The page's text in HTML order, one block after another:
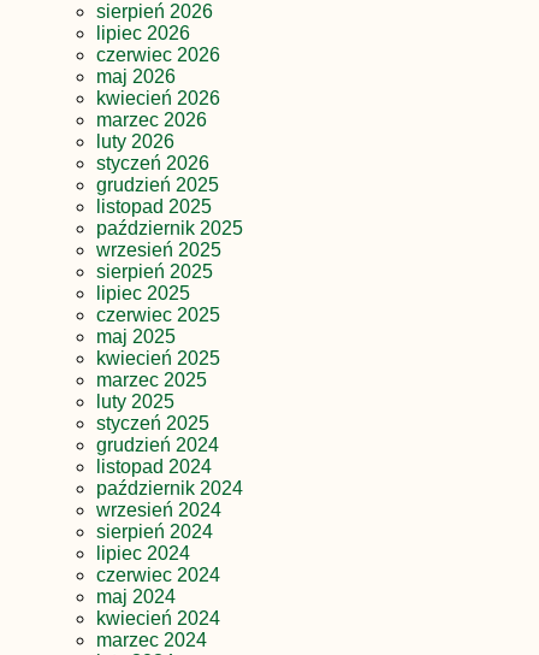
sierpień 2026
lipiec 2026
czerwiec 2026
maj 2026
kwiecień 2026
marzec 2026
luty 2026
styczeń 2026
grudzień 2025
listopad 2025
październik 2025
wrzesień 2025
sierpień 2025
lipiec 2025
czerwiec 2025
maj 2025
kwiecień 2025
marzec 2025
luty 2025
styczeń 2025
grudzień 2024
listopad 2024
październik 2024
wrzesień 2024
sierpień 2024
lipiec 2024
czerwiec 2024
maj 2024
kwiecień 2024
marzec 2024